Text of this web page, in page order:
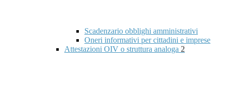
Scadenzario obblighi amministrativi
Oneri informativi per cittadini e imprese
Attestazioni OIV o struttura analoga 2